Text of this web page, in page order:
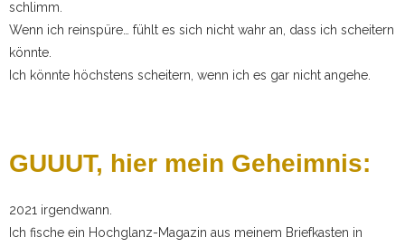
schlimm.
Wenn ich reinspüre… fühlt es sich nicht wahr an, dass ich scheitern
könnte.
Ich könnte höchstens scheitern, wenn ich es gar nicht angehe.
GUUUT, hier mein Geheimnis:
2021 irgendwann.
Ich fische ein Hochglanz-Magazin aus meinem Briefkasten in